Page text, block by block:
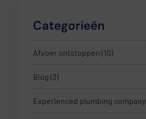
Categorieën
Afvoer ontstoppen (10)
Blog (3)
Experienced plumbing company